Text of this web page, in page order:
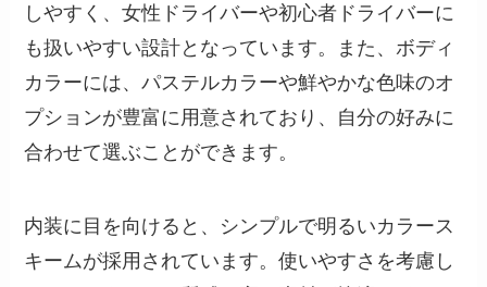
しやすく、女性ドライバーや初心者ドライバーに
も扱いやすい設計となっています。また、ボディ
カラーには、パステルカラーや鮮やかな色味のオ
プションが豊富に用意されており、自分の好みに
合わせて選ぶことができます。
内装に目を向けると、シンプルで明るいカラース
キームが採用されています。使いやすさを考慮し